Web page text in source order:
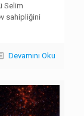
Selim
sahipliğini
Devamını Oku